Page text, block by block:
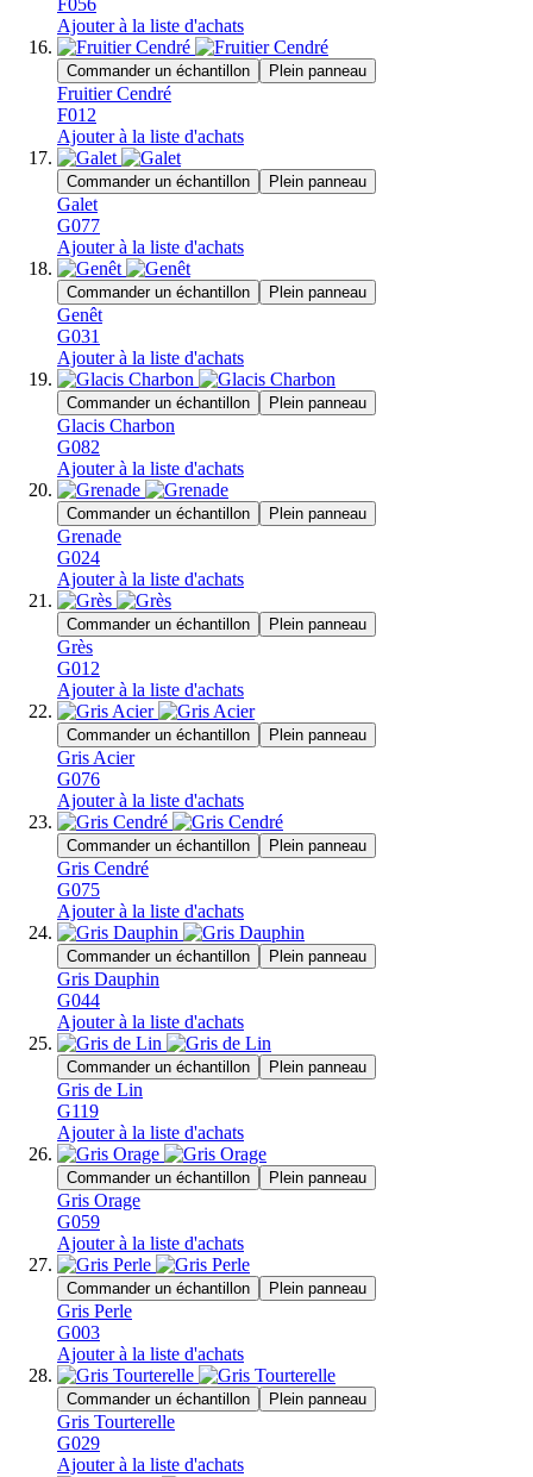
F056
Ajouter à la liste d'achats
Commander un échantillon Plein panneau
Fruitier Cendré
F012
Ajouter à la liste d'achats
Commander un échantillon Plein panneau
Galet
G077
Ajouter à la liste d'achats
Commander un échantillon Plein panneau
Genêt
G031
Ajouter à la liste d'achats
Commander un échantillon Plein panneau
Glacis Charbon
G082
Ajouter à la liste d'achats
Commander un échantillon Plein panneau
Grenade
G024
Ajouter à la liste d'achats
Commander un échantillon Plein panneau
Grès
G012
Ajouter à la liste d'achats
Commander un échantillon Plein panneau
Gris Acier
G076
Ajouter à la liste d'achats
Commander un échantillon Plein panneau
Gris Cendré
G075
Ajouter à la liste d'achats
Commander un échantillon Plein panneau
Gris Dauphin
G044
Ajouter à la liste d'achats
Commander un échantillon Plein panneau
Gris de Lin
G119
Ajouter à la liste d'achats
Commander un échantillon Plein panneau
Gris Orage
G059
Ajouter à la liste d'achats
Commander un échantillon Plein panneau
Gris Perle
G003
Ajouter à la liste d'achats
Commander un échantillon Plein panneau
Gris Tourterelle
G029
Ajouter à la liste d'achats